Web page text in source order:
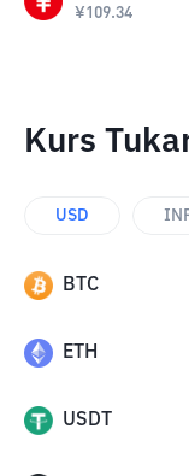
¥109.34
Kurs
USD
BTC
ETH
USDT